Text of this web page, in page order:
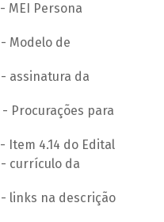
- MEI Persona
- Modelo de
- assinatura da
- Procurações para
- Item 4.14 do Edital
- currículo da
- links na descrição